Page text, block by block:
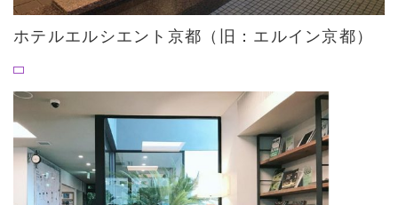
ホテルエルシエント京都（旧：エルイン京都）